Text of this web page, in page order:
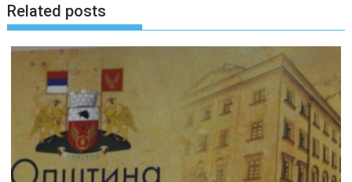
Related posts